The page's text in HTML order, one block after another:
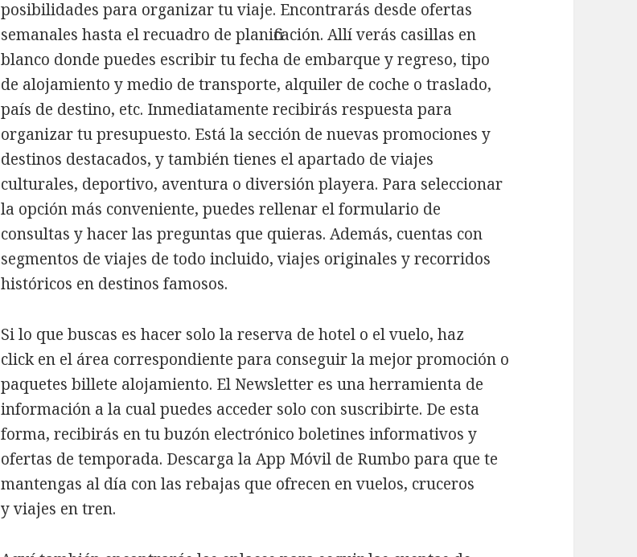
posibilidades para organizar tu viaje. Encontrarás desde ofertas
semanales hasta el recuadro de planificación. Allí verás casillas en
blanco donde puedes escribir tu fecha de embarque y regreso, tipo
de alojamiento y medio de transporte, alquiler de coche o traslado,
país de destino, etc. Inmediatamente recibirás respuesta para
organizar tu presupuesto. Está la sección de nuevas promociones y
destinos destacados, y también tienes el apartado de viajes
culturales, deportivo, aventura o diversión playera. Para seleccionar
la opción más conveniente, puedes rellenar el formulario de
consultas y hacer las preguntas que quieras. Además, cuentas con
segmentos de viajes de todo incluido, viajes originales y recorridos
históricos en destinos famosos.
Si lo que buscas es hacer solo la reserva de hotel o el vuelo, haz
click en el área correspondiente para conseguir la mejor promoción o
paquetes billete alojamiento. El Newsletter es una herramienta de
información a la cual puedes acceder solo con suscribirte. De esta
forma, recibirás en tu buzón electrónico boletines informativos y
ofertas de temporada. Descarga la App Móvil de Rumbo para que te
mantengas al día con las rebajas que ofrecen en vuelos, cruceros
y viajes en tren.